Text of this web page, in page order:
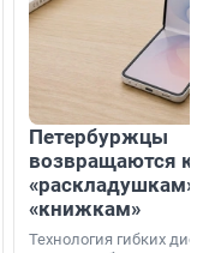
Петербуржцы
возвращаются к
«раскладушкам»
«книжкам»
Технология гибких